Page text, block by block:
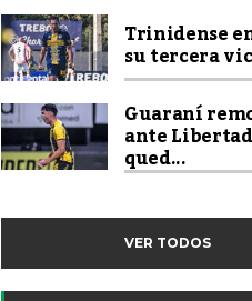
Trinidense
su tercera
Guaraní
ante
qued...
VER TODOS